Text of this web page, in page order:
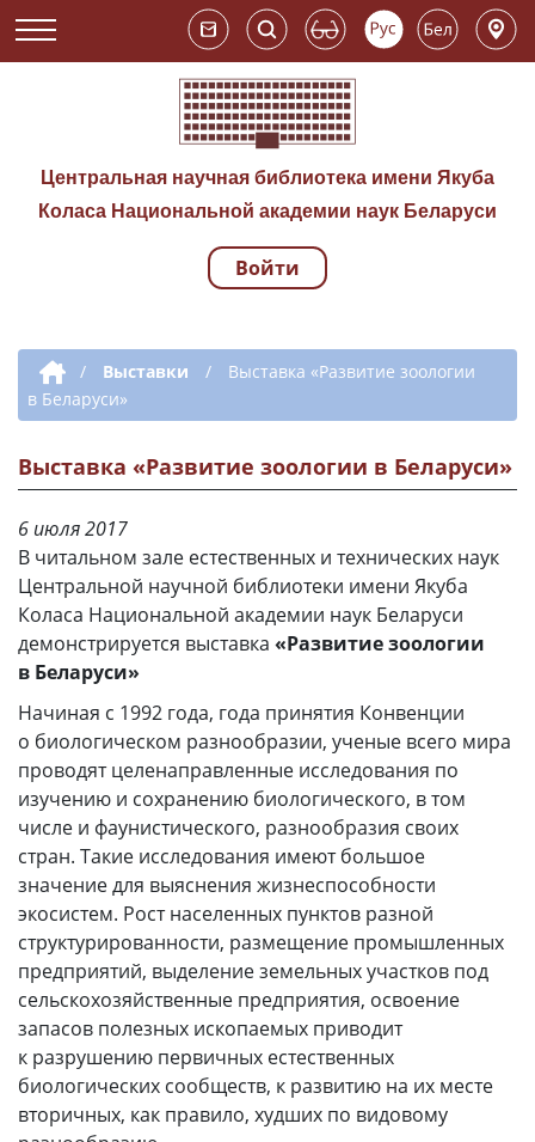
Центральная научная библиотека имени Якуба
Коласа Национальной академии наук Беларуси
Навигация по
Войти
Дополнительная навигация
/ Выставки /
Выставка «Развитие зоологии
в Беларуси»
Выставка «Развитие зоологии в Беларуси»
6 июля 2017
В читальном зале естественных и технических наук
Центральной научной библиотеки имени Якуба
Коласа Национальной академии наук Беларуси
демонстрируется выставка «Развитие зоологии
в Беларуси»
Начиная с 1992 года, года принятия Конвенции
о биологическом разнообразии, ученые всего мира
проводят целенаправленные исследования по
изучению и сохранению биологического, в том
числе и фаунистического, разнообразия своих
стран. Такие исследования имеют большое
значение для выяснения жизнеспособности
экосистем. Рост населенных пунктов разной
структурированности, размещение промышленных
предприятий, выделение земельных участков под
сельскохозяйственные предприятия, освоение
запасов полезных ископаемых приводит
к разрушению первичных естественных
биологических сообществ, к развитию на их месте
вторичных, как правило, худших по видовому